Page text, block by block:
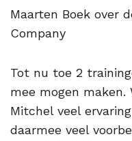
Maarten Boek over
Company
Tot nu toe 2
mee mogen
Mitchel veel
daarmee veel